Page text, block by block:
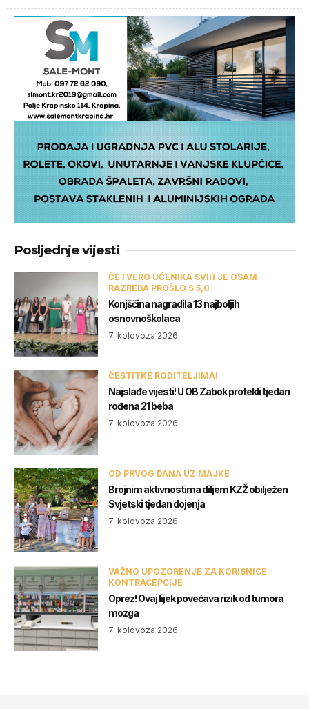
Posljednje vijesti
ČETVERO UČENIKA SVIH JE OSAM
RAZREDA PROŠLO S 5,0
Konjščina nagradila 13 najboljih
osnovnoškolaca
7. kolovoza 2026.
ČESTITKE RODITELJIMA!
Najslađe vijesti! U OB Zabok protekli tjedan
rođena 21 beba
7. kolovoza 2026.
OD PRVOG DANA UZ MAJKE
Brojnim aktivnostima diljem KZŽ obilježen
Svjetski tjedan dojenja
7. kolovoza 2026.
VAŽNO UPOZORENJE ZA KORISNICE
KONTRACEPCIJE
Oprez! Ovaj lijek povećava rizik od tumora
mozga
7. kolovoza 2026.